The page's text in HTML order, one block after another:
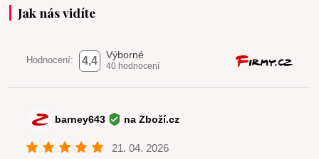
Jak nás vidíte